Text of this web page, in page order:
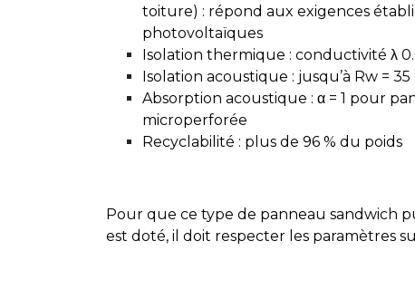
toiture) : répond aux exigences
photovoltaïques
Isolation thermique : conductivité λ
Isolation acoustique : jusqu’à Rw = 35
Absorption acoustique : α = 1 pour
microperforée
Recyclabilité : plus de 96 % du poids
Pour que ce type de panneau sandwich
est doté, il doit respecter les paramètres